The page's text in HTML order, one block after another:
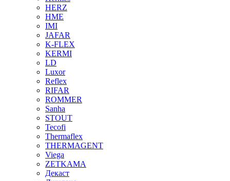
HERZ
HME
IMI
JAFAR
K-FLEX
KERMI
LD
Luxor
Reflex
RIFAR
ROMMER
Sanha
STOUT
Tecofi
Thermaflex
THERMAGENT
Viega
ZETKAMA
Декаст